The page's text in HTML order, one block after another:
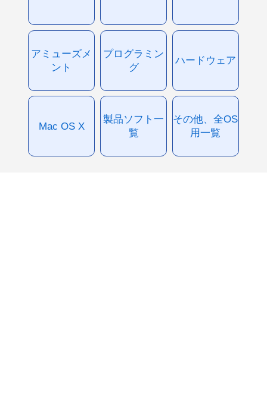
アミューズメ
ント
プログラミン
グ
ハードウェア
Mac OS X
製品ソフト一
覧
その他、全OS
用一覧